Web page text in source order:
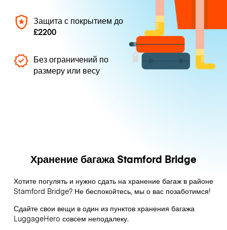
Защита с покрытием до
£2200
Без ограничений по
размеру или весу
Хранение багажа Stamford Bridge
Хотите погулять и нужно сдать на хранение багаж в районе
Stamford Bridge? Не беспокойтесь, мы о вас позаботимся!
Сдайте свои вещи в один из пунктов хранения багажа
LuggageHero совсем неподалеку.